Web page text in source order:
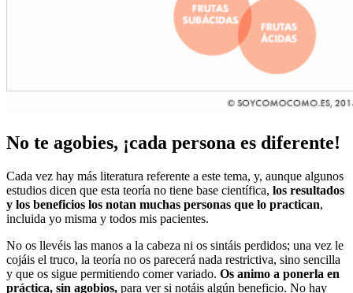
No te agobies, ¡cada persona es diferente!
Cada vez hay más literatura referente a este tema, y, aunque algunos
estudios dicen que esta teoría no tiene base científica, los resultados
y los beneficios los notan muchas personas que lo practican,
incluida yo misma y todos mis pacientes.
No os llevéis las manos a la cabeza ni os sintáis perdidos; una vez le
cojáis el truco, la teoría no os parecerá nada restrictiva, sino sencilla
y que os sigue permitiendo comer variado. Os animo a ponerla en
práctica, sin agobios, para ver si notáis algún beneficio. No hay